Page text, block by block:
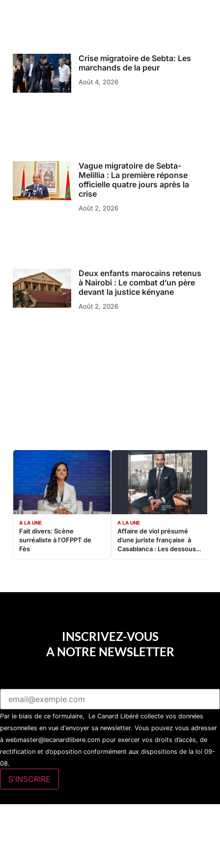
Crise migratoire de Sebta: Les
marchands de la peur
Août 4, 2026
Vague migratoire de Sebta-
Melillia : La première réponse
officielle quatre jours après la
crise
Août 2, 2026
Deux enfants marocains retenus
à Nairobi : Le combat d’un père
devant la justice kényane
Août 2, 2026
A LA UNE
Fait divers: Scène
surréaliste à l’OFPPT de
Fès
A LA UNE
Affaire de viol présumé
d’une juriste française à
Casablanca : Les dessous
INSCRIVEZ-VOUS
A NOTRE NEWSLETTER
Par le biais de ce formulaire, Le Canard Libéré collecte vos données
personnelles en vue d'envoyer sa newsletter. Vous pouvez vous adresser
à webmaster@lecanardlibere.com pour exercer vos droits d’accès, de
rectification et d’opposition conformément aux dispositions de la loi 09-
08.